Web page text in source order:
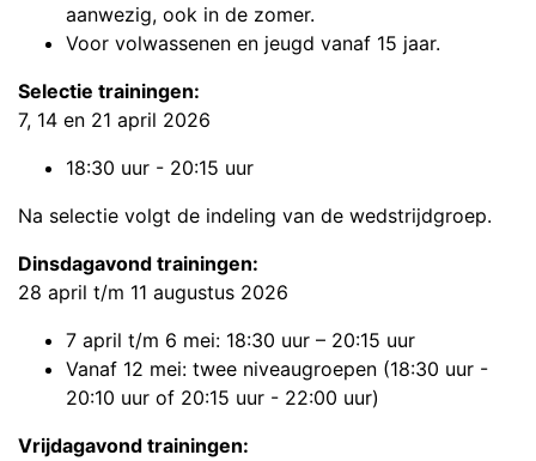
aanwezig, ook in de zomer.
Voor volwassenen en jeugd vanaf 15 jaar.
Selectie trainingen:
7, 14 en 21 april 2026
18:30 uur - 20:15 uur
Na selectie volgt de indeling van de wedstrijdgroep.
Dinsdagavond trainingen:
28 april t/m 11 augustus 2026
7 april t/m 6 mei: 18:30 uur – 20:15 uur
Vanaf 12 mei: twee niveaugroepen (18:30 uur -
20:10 uur of 20:15 uur - 22:00 uur)
Vrijdagavond trainingen: